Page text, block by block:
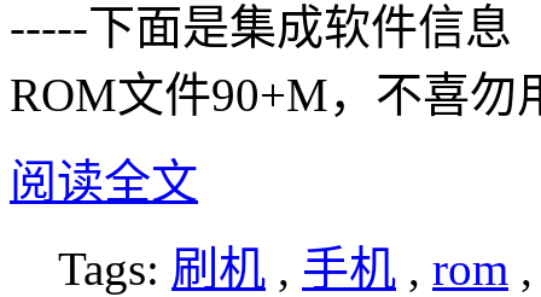
-----下面是集成软件信息
ROM文件90+M，不喜勿
阅读全文
Tags: 刷机 , 手机 , rom